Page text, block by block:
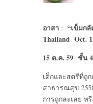
อาสา : “เข็มก
Thailand Oct.
15 ต.ค. 59 ชั้น 4
เด็กและสตรีที่ถู
สาธารณสุข
การถูกละเลย ห